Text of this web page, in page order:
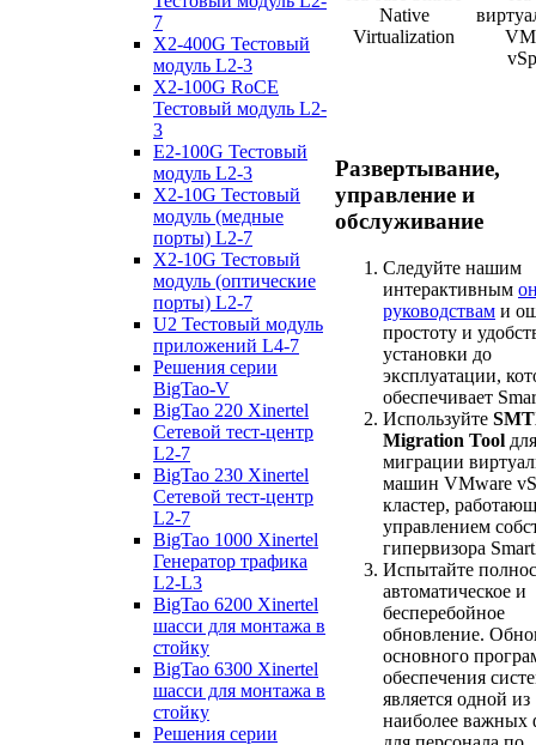
7
X2-400G Тестовый
модуль L2-3
X2-100G RoCE
Тестовый модуль L2-
3
E2-100G Тестовый
модуль L2-3
X2-10G Тестовый
модуль (медные
порты) L2-7
X2-10G Тестовый
модуль (оптические
порты) L2-7
U2 Тестовый модуль
приложений L4-7
Решения серии
BigTao-V
BigTao 220 Xinertel
Сетевой тест-центр
L2-7
BigTao 230 Xinertel
Сетевой тест-центр
L2-7
BigTao 1000 Xinertel
Генератор трафика
L2-L3
BigTao 6200 Xinertel
шасси для монтажа в
стойку
BigTao 6300 Xinertel
шасси для монтажа в
стойку
Решения серии
Native
Virtualization
Развертывание,
управление и
обслуживание
Следуйте нашим
интерактивным
руководствам и
простоту и
установки до
эксплуатации,
обеспечивает
Используйте
Migration Tool
миграции
машин VMware
кластер,
управлением
гипервизора
Испытайте
автоматическое и
бесперебойное
обновление.
основного
обеспечения
является одной из
наиболее важных